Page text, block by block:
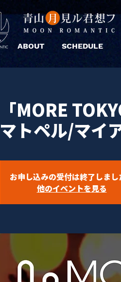
ABOUT SCHEDULE
「MORE
マトペル/マイ
お申し込みの受付は終了しまし
他のイベントを見る